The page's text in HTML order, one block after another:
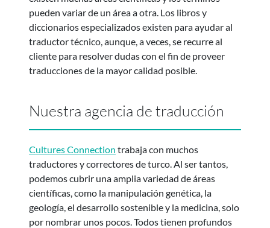
pueden variar de un área a otra. Los libros y
diccionarios especializados existen para ayudar al
traductor técnico, aunque, a veces, se recurre al
cliente para resolver dudas con el fin de proveer
traducciones de la mayor calidad posible.
Nuestra agencia de traducción
Cultures Connection trabaja con muchos
traductores y correctores de turco. Al ser tantos,
podemos cubrir una amplia variedad de áreas
científicas, como la manipulación genética, la
geología, el desarrollo sostenible y la medicina, solo
por nombrar unos pocos. Todos tienen profundos